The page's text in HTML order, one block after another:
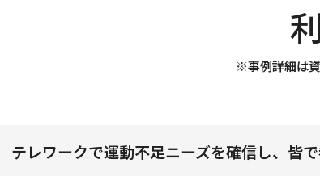
※事例詳細は
テレワークで運動不足ニーズを確信し、皆